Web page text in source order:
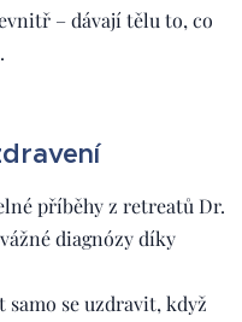
– dávají tělu to, co
příběhy z retreatů Dr.
diagnózy díky
se uzdravit, když